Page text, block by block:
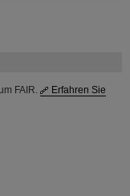
FAIR.
Erfahren Sie